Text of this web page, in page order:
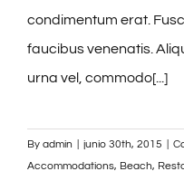
condimentum erat.
faucibus venenatis.
urna vel, commodo[...]
By admin junio 30th, 2015
Accommodations, Beach,